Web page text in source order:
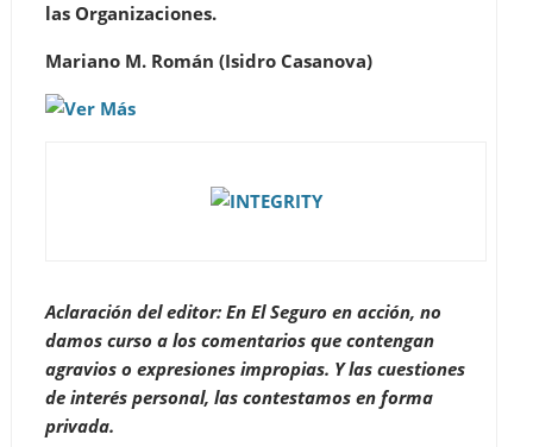
las Organizaciones.
Mariano M. Román (Isidro Casanova)
Aclaración del editor: En El Seguro en acción, no
damos curso a los comentarios que contengan
agravios o expresiones impropias. Y las cuestiones
de interés personal, las contestamos en forma
privada.